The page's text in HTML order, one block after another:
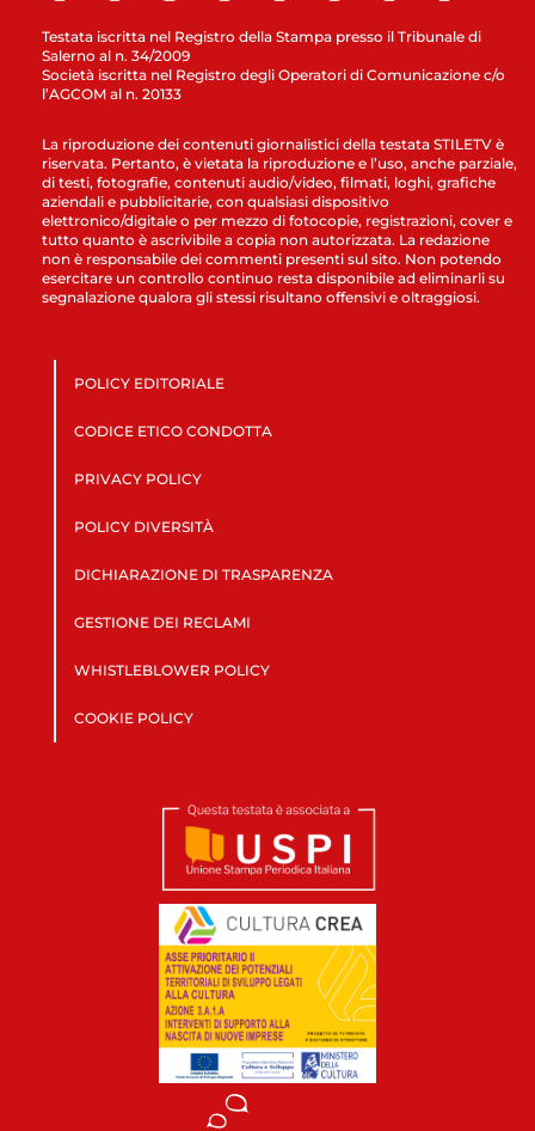
Testata iscritta nel Registro della Stampa presso il Tribunale di
Salerno al n. 34/2009
Società iscritta nel Registro degli Operatori di Comunicazione c/o
l’AGCOM al n. 20133
La riproduzione dei contenuti giornalistici della testata STILETV è
riservata. Pertanto, è vietata la riproduzione e l’uso, anche parziale,
di testi, fotografie, contenuti audio/video, filmati, loghi, grafiche
aziendali e pubblicitarie, con qualsiasi dispositivo
elettronico/digitale o per mezzo di fotocopie, registrazioni, cover e
tutto quanto è ascrivibile a copia non autorizzata. La redazione
non è responsabile dei commenti presenti sul sito. Non potendo
esercitare un controllo continuo resta disponibile ad eliminarli su
segnalazione qualora gli stessi risultano offensivi e oltraggiosi.
POLICY EDITORIALE
CODICE ETICO CONDOTTA
PRIVACY POLICY
POLICY DIVERSITÀ
DICHIARAZIONE DI TRASPARENZA
GESTIONE DEI RECLAMI
WHISTLEBLOWER POLICY
COOKIE POLICY